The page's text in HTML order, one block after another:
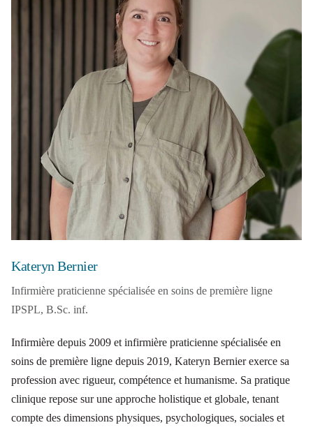
Kateryn Bernier
Infirmière praticienne spécialisée en soins de première ligne
IPSPL, B.Sc. inf.
Infirmière depuis 2009 et infirmière praticienne spécialisée en
soins de première ligne depuis 2019, Kateryn Bernier exerce sa
profession avec rigueur, compétence et humanisme. Sa pratique
clinique repose sur une approche holistique et globale, tenant
compte des dimensions physiques, psychologiques, sociales et